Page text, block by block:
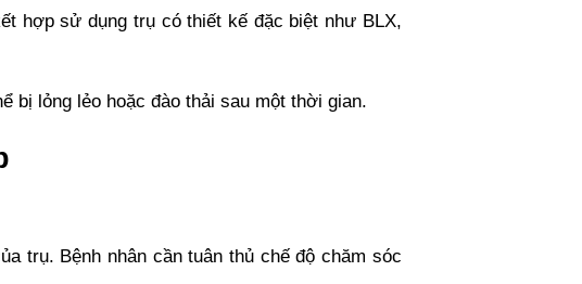
hợp sử dụng trụ có thiết kế đặc biệt như BLX,
bị lỏng lẻo hoặc đào thải sau một thời gian.
trụ. Bệnh nhân cần tuân thủ chế độ chăm sóc